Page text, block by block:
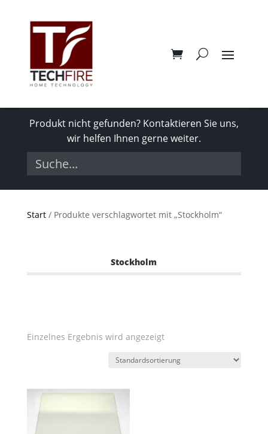
Produkt nicht gefunden? Kontaktieren Sie uns,
wir helfen Ihnen gerne weiter.
Start/ Produkte verschlagwortet mit „Stockholm“
Stockholm
Einzelnes Ergebnis wird angezeigt